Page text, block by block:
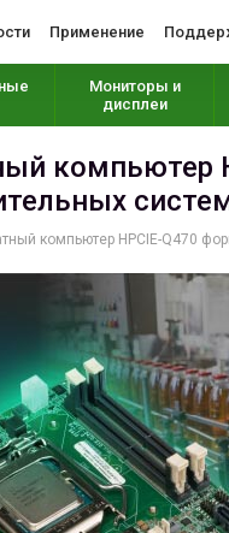
Применение
Мониторы и
дисплеи
компьютер
компьютер HPCIE-Q470